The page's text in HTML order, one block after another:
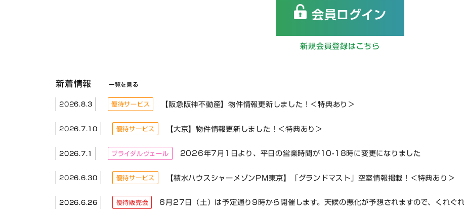
会員ログイン
新規会員登録はこちら
新着情報 一覧を見る
2026.8.3 優待サービス 【阪急阪神不動産】物件情報更新しました！＜特典あり＞
2026.7.10 優待サービス 【大京】物件情報更新しました！＜特典あり＞
2026.7.1 ブライダルヴェール 2026年7月1日より、平日の営業時間が10-18時に変更になりました
2026.6.30 優待サービス 【積水ハウスシャーメゾンPM東京】「グランドマスト」空室情報掲載！＜特典あり＞
2026.6.26 優待販売会 6月27日（土）は予定通り9時から開催します。天候の悪化が予想されますので、くれぐ